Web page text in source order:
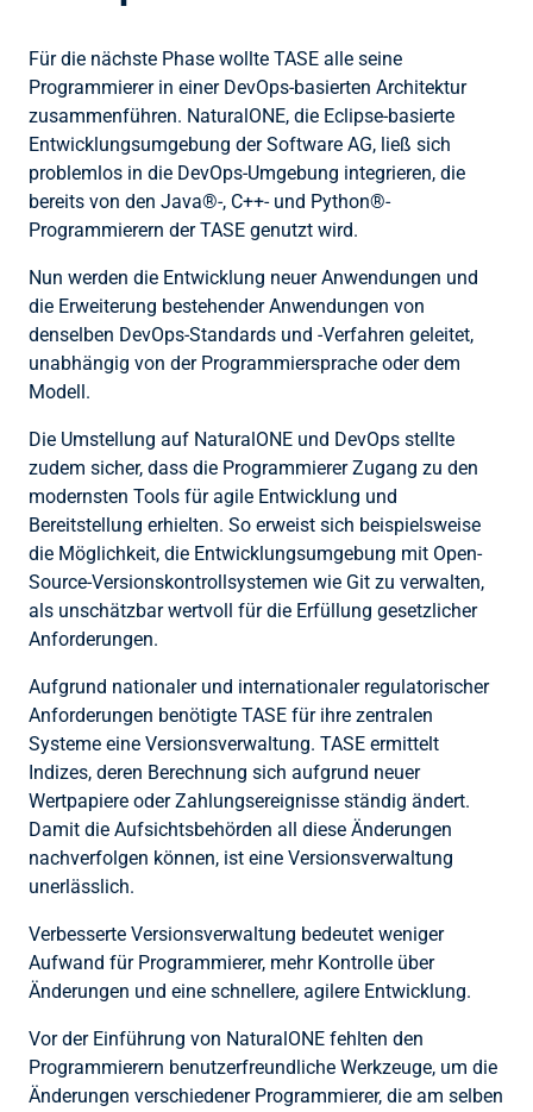
Für die nächste Phase wollte TASE alle seine
Programmierer in einer DevOps-basierten Architektur
zusammenführen. NaturalONE, die Eclipse-basierte
Entwicklungsumgebung der Software AG, ließ sich
problemlos in die DevOps-Umgebung integrieren, die
bereits von den Java®-, C++- und Python®-
Programmierern der TASE genutzt wird.
Nun werden die Entwicklung neuer Anwendungen und
die Erweiterung bestehender Anwendungen von
denselben DevOps-Standards und -Verfahren geleitet,
unabhängig von der Programmiersprache oder dem
Modell.
Die Umstellung auf NaturalONE und DevOps stellte
zudem sicher, dass die Programmierer Zugang zu den
modernsten Tools für agile Entwicklung und
Bereitstellung erhielten. So erweist sich beispielsweise
die Möglichkeit, die Entwicklungsumgebung mit Open-
Source-Versionskontrollsystemen wie Git zu verwalten,
als unschätzbar wertvoll für die Erfüllung gesetzlicher
Anforderungen.
Aufgrund nationaler und internationaler regulatorischer
Anforderungen benötigte TASE für ihre zentralen
Systeme eine Versionsverwaltung. TASE ermittelt
Indizes, deren Berechnung sich aufgrund neuer
Wertpapiere oder Zahlungsereignisse ständig ändert.
Damit die Aufsichtsbehörden all diese Änderungen
nachverfolgen können, ist eine Versionsverwaltung
unerlässlich.
Verbesserte Versionsverwaltung bedeutet weniger
Aufwand für Programmierer, mehr Kontrolle über
Änderungen und eine schnellere, agilere Entwicklung.
Vor der Einführung von NaturalONE fehlten den
Programmierern benutzerfreundliche Werkzeuge, um die
Änderungen verschiedener Programmierer, die am selben